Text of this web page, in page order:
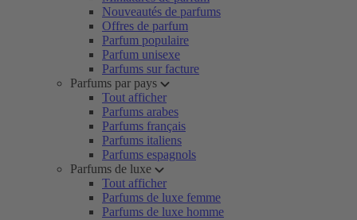
Nouveautés de parfums
Offres de parfum
Parfum populaire
Parfum unisexe
Parfums sur facture
Parfums par pays
Tout afficher
Parfums arabes
Parfums français
Parfums italiens
Parfums espagnols
Parfums de luxe
Tout afficher
Parfums de luxe femme
Parfums de luxe homme